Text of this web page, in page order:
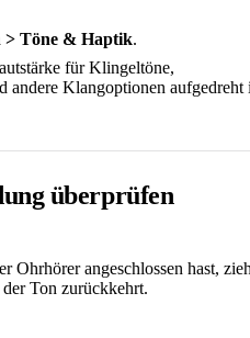
> Töne & Haptik.
für Klingeltöne,
andere Klangoptionen aufgedreht
überprüfen
Ohrhörer angeschlossen hast,
Ton zurückkehrt.